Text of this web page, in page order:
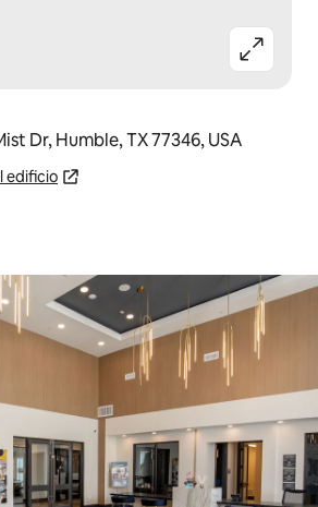
Dr, Humble, TX 77346, USA
edificio